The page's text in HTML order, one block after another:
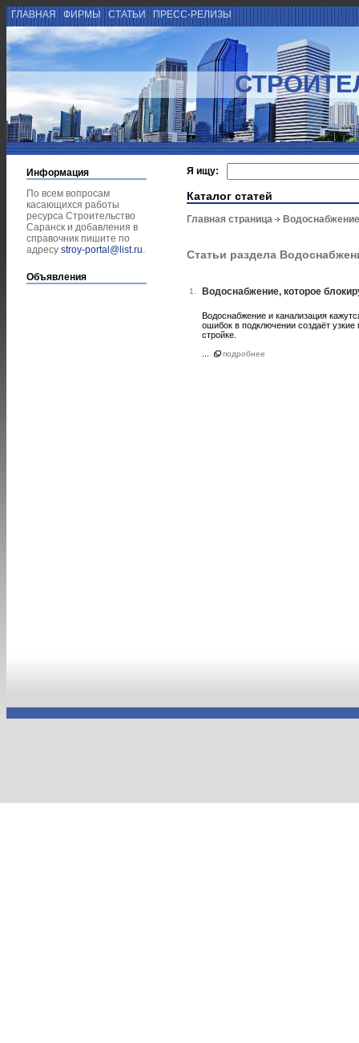
ГЛАВНАЯ ФИРМЫ СТАТЬИ ПРЕСС-РЕЛИЗЫ
Информация
По всем вопросам
касающихся работы
ресурса Строительство
Саранск и добавления в
справочник пишите по
адресу stroy-portal@list.ru.
Объявления
Я ищу:
Каталог статей
Главная страница
Статьи раздела
1. Водоснабжение, которое
Водоснабжение и канализация
ошибок в подключении создаёт
стройке.
подробнее